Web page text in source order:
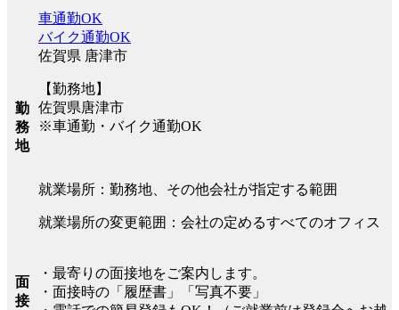
勤
務
地
車通勤OK
バイク通勤OK
佐賀県 唐津市
【勤務地】
佐賀県唐津市
※車通勤・バイク通勤OK
就業場所：勤務地、その他会社が指定する範囲
就業場所の変更範囲：会社の定めるすべてのオフィス
面
接
・最寄りの面接地をご案内します。
・面接時の「履歴書」「写真不要」